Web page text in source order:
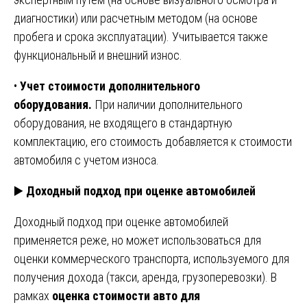
диагностики) или расчетным методом (на основе
пробега и срока эксплуатации). Учитывается также
функциональный и внешний износ.
• Учет стоимости дополнительного
оборудования. При наличии дополнительного
оборудования, не входящего в стандартную
комплектацию, его стоимость добавляется к стоимости
автомобиля с учетом износа.
▶️ Доходный подход при оценке автомобилей
Доходный подход при оценке автомобилей
применяется реже, но может использоваться для
оценки коммерческого транспорта, используемого для
получения дохода (такси, аренда, грузоперевозки). В
рамках оценка стоимости авто для